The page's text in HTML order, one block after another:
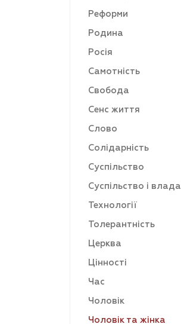
Реформи
Родина
Росія
Самотність
Свобода
Сенс життя
Слово
Солідарність
Суспільство
Суспільство і влада
Технології
Толерантність
Церква
Цінності
Час
Чоловік
Чоловік та жінка